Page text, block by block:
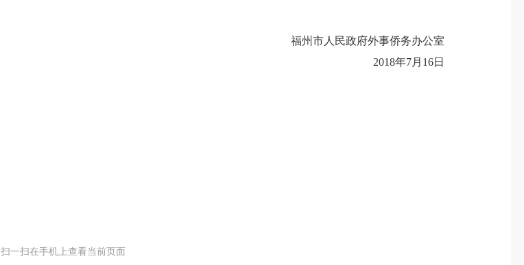
福州市人民政府外事侨务办公室
2018年7月16日
扫一扫在手机上查看当前页面